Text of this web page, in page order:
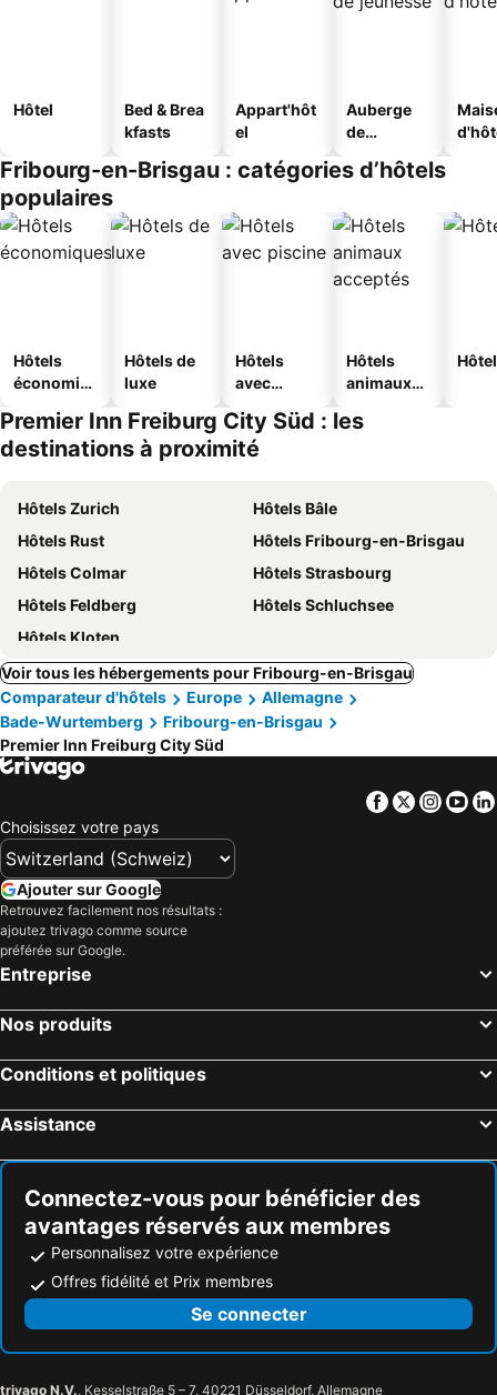
Hôtel
Bed & Brea
kfasts
Appart'hôt
el
Auberge
de
Fribourg-en-Brisgau : catégories d’hôtels
populaires
Hôtels
économiq
Hôtels de
luxe
Hôtels
avec
Hôtels
animaux
Premier Inn Freiburg City Süd : les
destinations à proximité
Hôtels Zurich
Hôtels Bâle
Hôtels Rust
Hôtels Fribourg-en-Brisgau
Hôtels Colmar
Hôtels Strasbourg
Hôtels Feldberg
Hôtels Schluchsee
Hôtels Kloten
Voir tous les hébergements pour Fribourg-en-Brisgau
Comparateur d'hôtels
Europe
Allemagne
Bade-Wurtemberg
Fribourg-en-Brisgau
Premier Inn Freiburg City Süd
Facebook
Twitter
Choisissez votre pays
Ajouter sur Google
Retrouvez facilement nos résultats :
ajoutez trivago comme source
préférée sur Google.
Entreprise
Nos produits
Conditions et politiques
Assistance
Connectez-vous pour bénéficier des
avantages réservés aux membres
Personnalisez votre expérience
Offres fidélité et Prix membres
Se connecter
trivago N.V., Kesselstraße 5 – 7, 40221 Düsseldorf, Allemagne